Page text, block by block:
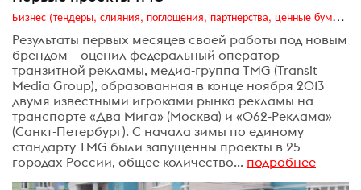
Бизнес (тендеры, слияния, поглощения, партнерства, ценные бумаги, акционеры, финансы и отчетность)
Результаты первых месяцев своей работы под новым
брендом – оценил федеральный оператор
транзитной рекламы, медиа-группа TMG (Transit
Media Group), образованная в конце ноября 2013
двумя известными игроками рынка рекламы на
транспорте «Два Мига» (Москва) и «062-Реклама»
(Санкт-Петербург). С начала зимы по единому
стандарту TMG были запущенны проекты в 25
городах России, общее количество... подробнее